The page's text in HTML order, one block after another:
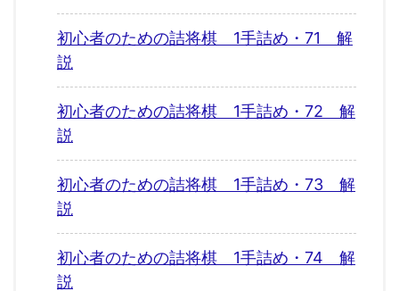
初心者のための詰将棋 1手詰め・71 解
説
初心者のための詰将棋 1手詰め・72 解
説
初心者のための詰将棋 1手詰め・73 解
説
初心者のための詰将棋 1手詰め・74 解
説